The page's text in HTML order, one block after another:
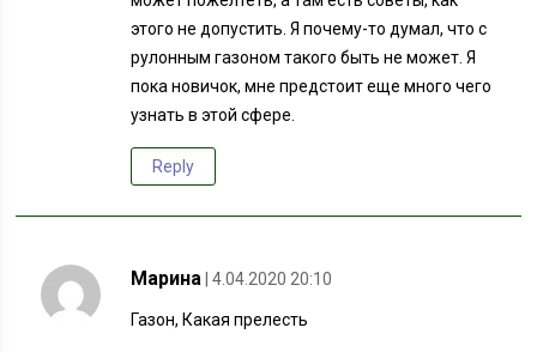
этого не допустить. Я почему-то думал, что с
рулонным газоном такого быть не может. Я
пока новичок, мне предстоит еще много чего
узнать в этой сфере.
Reply
Марина | 4.04.2020 20:10
Газон, Какая прелесть